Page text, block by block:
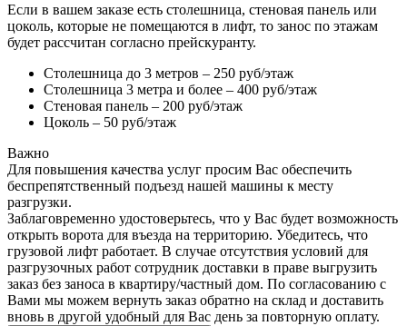
Если в вашем заказе есть столешница, стеновая панель или
цоколь, которые не помещаются в лифт, то занос по этажам
будет рассчитан согласно прейскуранту.
Столешница до 3 метров – 250 руб/этаж
Столешница 3 метра и более – 400 руб/этаж
Стеновая панель – 200 руб/этаж
Цоколь – 50 руб/этаж
Важно
Для повышения качества услуг просим Вас обеспечить
беспрепятственный подъезд нашей машины к месту
разгрузки.
Заблаговременно удостоверьтесь, что у Вас будет возможность
открыть ворота для въезда на территорию. Убедитесь, что
грузовой лифт работает. В случае отсутствия условий для
разгрузочных работ сотрудник доставки в праве выгрузить
заказ без заноса в квартиру/частный дом. По согласованию с
Вами мы можем вернуть заказ обратно на склад и доставить
вновь в другой удобный для Вас день за повторную оплату.